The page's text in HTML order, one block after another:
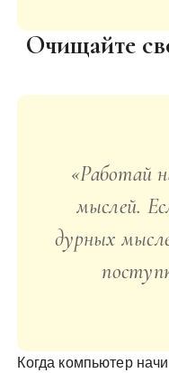
Очищайте
«Работай
мыслей.
дурных
Когда компьютер